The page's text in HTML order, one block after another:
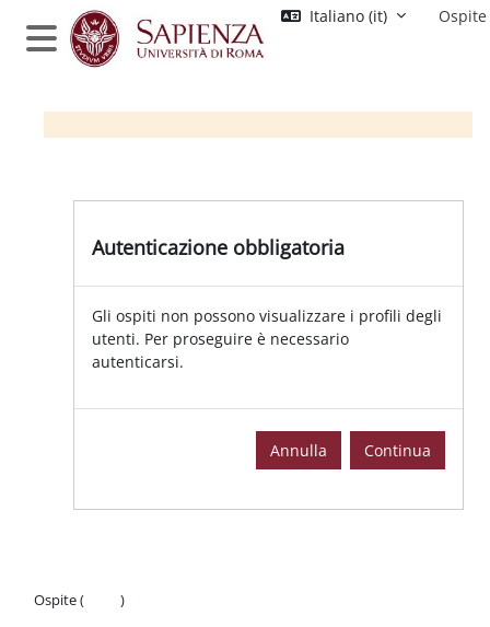
Vai al contenuto principale
Pannello laterale
Italiano ‎(it)‎ Ospite
Autenticazione obbligatoria
Gli ospiti non possono visualizzare i profili degli
utenti. Per proseguire è necessario
autenticarsi.
Annulla Continua
Ospite (
)